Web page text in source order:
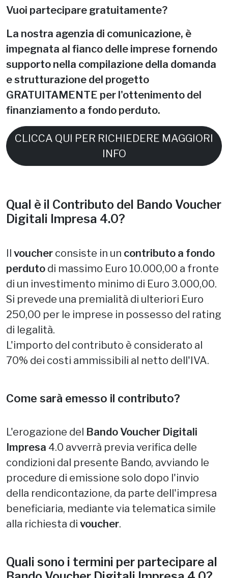
Vuoi partecipare gratuitamente?
La nostra agenzia di comunicazione, è
impegnata al fianco delle imprese fornendo
supporto nella compilazione della domanda
e strutturazione del progetto
GRATUITAMENTE per l'ottenimento del
finanziamento a fondo perduto.
CLICCA QUI PER RICHIEDERE MAGGIORI
INFO
Qual è il Contributo del Bando Voucher
Digitali Impresa 4.0?
Il voucher consiste in un contributo a fondo
perduto di massimo Euro 10.000,00 a fronte
di un investimento minimo di Euro 3.000,00.
Si prevede una premialità di ulteriori Euro
250,00 per le imprese in possesso del rating
di legalità.
L'importo del contributo è considerato al
70% dei costi ammissibili al netto dell'IVA.
Come sarà emesso il contributo?
L'erogazione del Bando Voucher Digitali
Impresa 4.0 avverrà previa verifica delle
condizioni dal presente Bando, avviando le
procedure di emissione solo dopo l'invio
della rendicontazione, da parte dell'impresa
beneficiaria, mediante via telematica simile
alla richiesta di voucher.
Quali sono i termini per partecipare al